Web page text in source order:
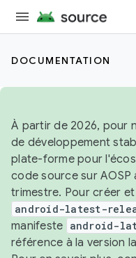
DOCUMENTATION
À partir de 2026, pour
de développement
plate-forme pour
code source sur AOSP
trimestre. Pour créer
android-latest-
manifeste android-
référence à la version